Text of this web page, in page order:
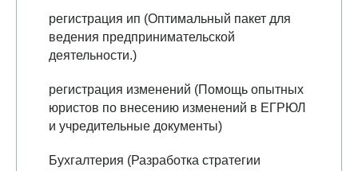
регистрация ип (Оптимальный пакет для
ведения предпринимательской
деятельности.)
регистрация изменений (Помощь опытных
юристов по внесению изменений в ЕГРЮЛ
и учредительные документы)
Бухгалтерия (Разработка стратегии